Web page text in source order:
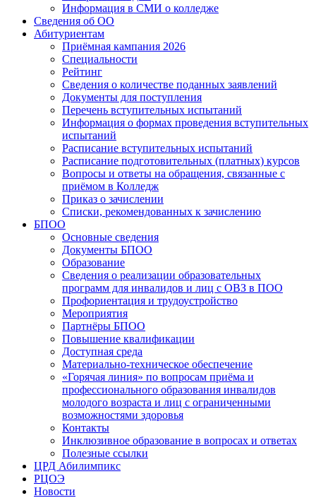
Информация в СМИ о колледже
Сведения об ОО
Абитуриентам
Приёмная кампания 2026
Специальности
Рейтинг
Сведения о количестве поданных заявлений
Документы для поступления
Перечень вступительных испытаний
Информация о формах проведения вступительных
испытаний
Расписание вступительных испытаний
Расписание подготовительных (платных) курсов
Вопросы и ответы на обращения, связанные с
приёмом в Колледж
Приказ о зачислении
Списки, рекомендованных к зачислению
БПОО
Основные сведения
Документы БПОО
Образование
Сведения о реализации образовательных
программ для инвалидов и лиц с ОВЗ в ПОО
Профориентация и трудоустройство
Мероприятия
Партнёры БПОО
Повышение квалификации
Доступная среда
Материально-техническое обеспечение
«Горячая линия» по вопросам приёма и
профессионального образования инвалидов
молодого возраста и лиц с ограниченными
возможностями здоровья
Контакты
Инклюзивное образование в вопросах и ответах
Полезные ссылки
ЦРД Абилимпикс
РЦОЭ
Новости